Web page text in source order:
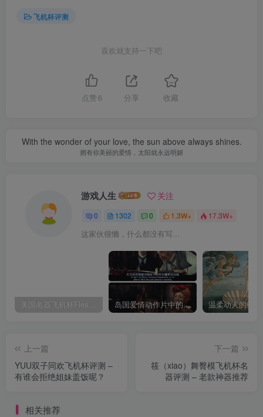
飞机杯评测
喜欢就支持一下吧
点赞 6 分享 收藏
With the wonder of your love, the sun above always shines.
拥有你美丽的爱情，太阳就永远明媚
游戏人生 关注
0 1302 0 1.3W+ 17.3W+
这家伙很懒，什么都没有写...
美国名器飞机杯Fleshlight 【Quickshot-Vantage 双头飞机杯】完全评测 岛国爱情动作片中的AV棒到底有多猛？成人用品震动棒的发展史！
上一篇
YUU双子同欢飞机杯评测 –
有谁会拒绝姐妹盖饭呢？
下一篇
筱（xiao）舞臀模飞机杯名
器评测 – 老款神器推荐
相关推荐